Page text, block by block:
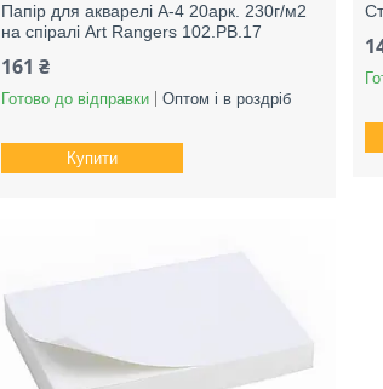
Папір для акварелі А-4 20арк. 230г/м2
на спіралі Art Rangers 102.PB.17
161 ₴
Готово до відправки Оптом і в роздріб
Купити